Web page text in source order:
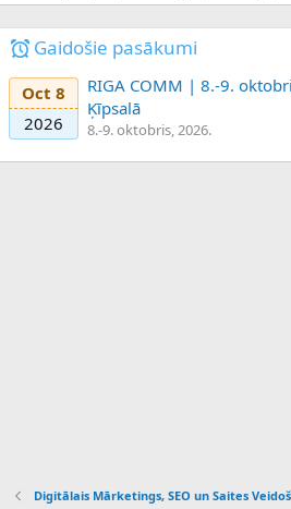
Gaidošie pasākumi
Oct 8
2026
RIGA COMM | 8.-9.
Ķīpsalā
8.-9. oktobris, 2026.
Digitālais Mārketings, SEO un Saites